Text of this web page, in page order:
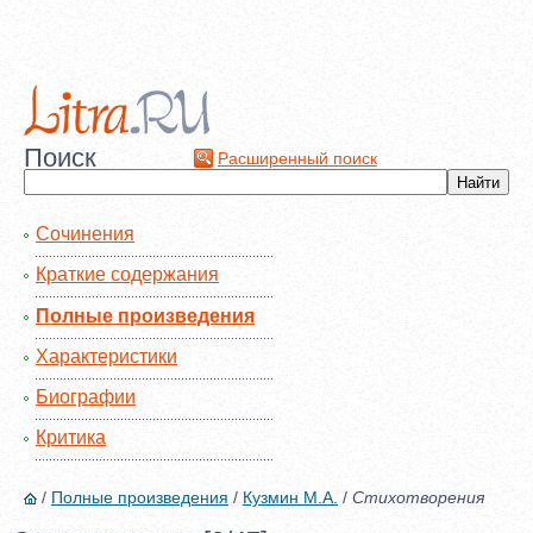
Поиск Расширенный поиск
Сочинения
Краткие содержания
Полные произведения
Характеристики
Биографии
Критика
/ Полные произведения / Кузмин М.А. / Стихотворения